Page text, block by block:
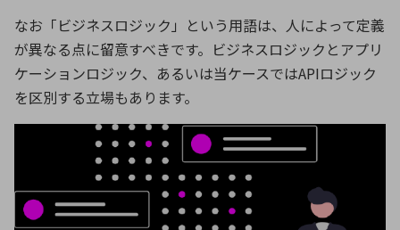
なお「ビジネスロジック」という用語は、人によって定義
が異なる点に留意すべきです。ビジネスロジックとアプリ
ケーションロジック、あるいは当ケースではAPIロジック
を区別する立場もあります。